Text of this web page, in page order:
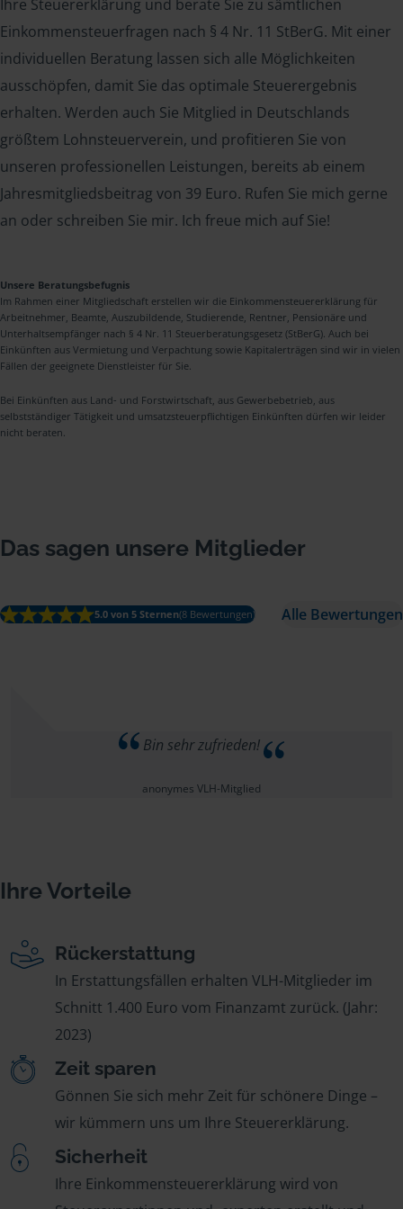
Ihre Steuererklärung und berate Sie zu sämtlichen
Einkommensteuerfragen nach § 4 Nr. 11 StBerG. Mit einer
individuellen Beratung lassen sich alle Möglichkeiten
ausschöpfen, damit Sie das optimale Steuerergebnis
erhalten. Werden auch Sie Mitglied in Deutschlands
größtem Lohnsteuerverein, und profitieren Sie von
unseren professionellen Leistungen, bereits ab einem
Jahresmitgliedsbeitrag von 39 Euro. Rufen Sie mich gerne
an oder schreiben Sie mir. Ich freue mich auf Sie!
Unsere Beratungsbefugnis
Im Rahmen einer Mitgliedschaft erstellen wir die Einkommensteuererklärung für
Arbeitnehmer, Beamte, Auszubildende, Studierende, Rentner, Pensionäre und
Unterhaltsempfänger nach § 4 Nr. 11 Steuerberatungsgesetz (StBerG). Auch bei
Einkünften aus Vermietung und Verpachtung sowie Kapitalerträgen sind wir in vielen
Fällen der geeignete Dienstleister für Sie.
Bei Einkünften aus Land- und Forstwirtschaft, aus Gewerbebetrieb, aus
selbstständiger Tätigkeit und umsatzsteuerpflichtigen Einkünften dürfen wir leider
nicht beraten.
Das sagen unsere Mitglieder
5.0 von 5 Sternen(8 Bewertungen) Alle Bewertungen
Bin sehr zufrieden!
anonymes VLH-Mitglied
Ihre Vorteile
Rückerstattung
In Erstattungsfällen erhalten VLH-Mitglieder im
Schnitt 1.400 Euro vom Finanzamt zurück. (Jahr:
2023)
Zeit sparen
Gönnen Sie sich mehr Zeit für schönere Dinge –
wir kümmern uns um Ihre Steuererklärung.
Sicherheit
Ihre Einkommensteuererklärung wird von